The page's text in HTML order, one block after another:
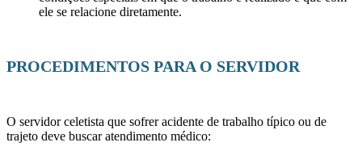
ele se relacione diretamente.
PROCEDIMENTOS PARA O SERVIDOR
O servidor celetista que sofrer acidente de trabalho típico ou de
trajeto deve buscar atendimento médico: